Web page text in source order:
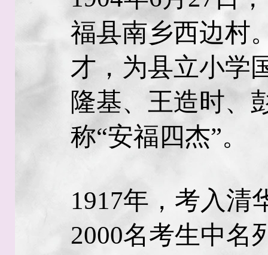
福县南乡西边村
才，为县立小学
隆基、王造时、
称“安福四杰”。
1917年，考入清
2000名考生中名